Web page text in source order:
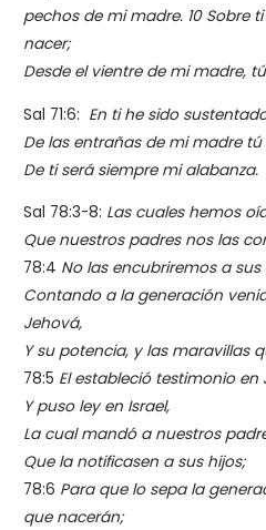
pechos de mi madre. 10Sobre ti
nacer;
Desde el vientre de mi madre,
Sal 71:6: En ti he sido
De las entrañas de mi madre
De ti será siempre mi alabanza.
Sal 78:3-8: Las cuales hemos
Que nuestros padres nos las
78:4 No las encubriremos a sus
Contando a la generación
Jehová,
Y su potencia, y las maravillas
78:5 El estableció testimonio en
Y puso ley en Israel,
La cual mandó a nuestros
Que la notificasen a sus hijos;
78:6 Para que lo sepa la
que nacerán;